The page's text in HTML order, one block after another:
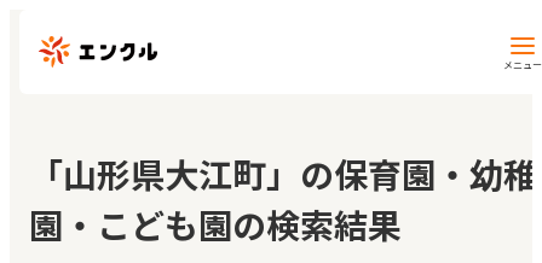
メニュー
保育園・幼稚園を探す
地図から探す
「山形県大江町」の保育園・幼稚
園・こども園の検索結果